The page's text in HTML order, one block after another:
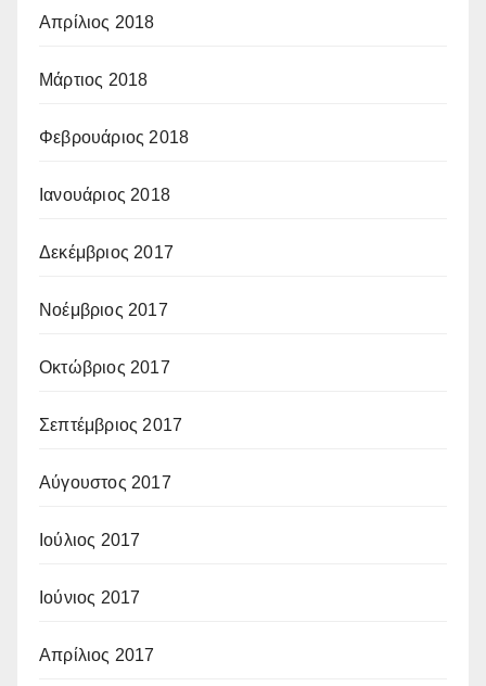
Απρίλιος 2018
Μάρτιος 2018
Φεβρουάριος 2018
Ιανουάριος 2018
Δεκέμβριος 2017
Νοέμβριος 2017
Οκτώβριος 2017
Σεπτέμβριος 2017
Αύγουστος 2017
Ιούλιος 2017
Ιούνιος 2017
Απρίλιος 2017